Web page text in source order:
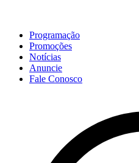
Programação
Promoções
Notícias
Anuncie
Fale Conosco